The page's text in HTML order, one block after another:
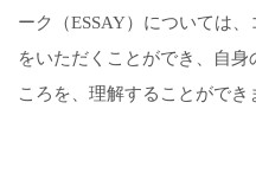
ーク（ESSAY）については
をいただくことができ、自身
ころを、理解することができ